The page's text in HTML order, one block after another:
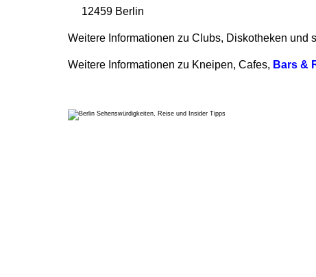
12459 Berlin
Weitere Informationen zu Clubs, Diskotheken und
Weitere Informationen zu Kneipen, Cafes, Bars &